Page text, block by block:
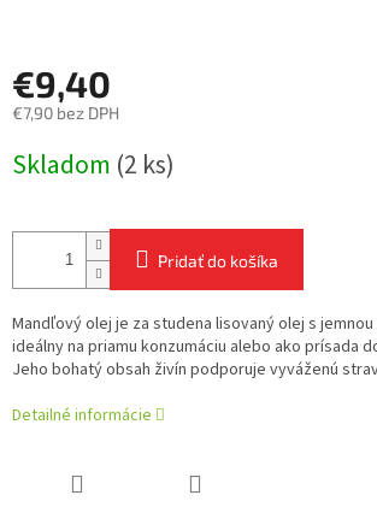
€9,40
€7,90 bez DPH
cena:
Skladom (2 ks)
Pridať do košíka
Mandľový olej je za studena lisovaný olej s
ideálny na priamu konzumáciu alebo ako prísada
Jeho bohatý obsah živín podporuje vyváženú
Detailné informácie